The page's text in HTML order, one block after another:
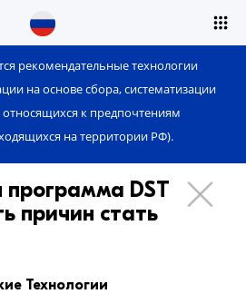
рекомендательные технологии
на основе сбора, систематизации
относящихся к предпочтениям
на территории РФ).
программа DST
причин стать
Технологии